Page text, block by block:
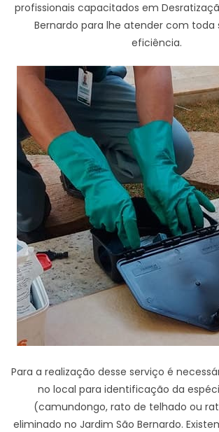
profissionais capacitados em
Bernardo para lhe atender com toda
eficiência.
Para a realização desse serviço é
no local para identificação da
(camundongo, rato de telhado ou
eliminado no Jardim São Bernardo.